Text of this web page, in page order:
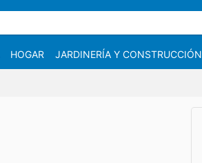
HOGAR JARDINERÍA Y CONSTRUCCIÓN